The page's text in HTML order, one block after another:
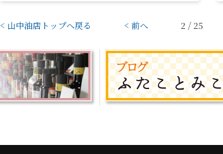
< 山中油店トップへ戻る < 前へ 2 / 25